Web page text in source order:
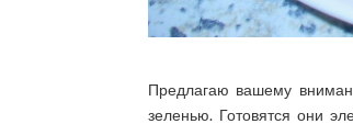
Предлагаю вашему
зеленью. Готовятся они